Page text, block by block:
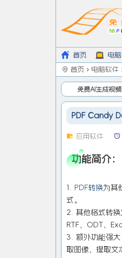
首页 电脑
首页 电脑软件
免费AI生成视
PDF Candy
应用软件
功能简介：
1. PDF转换为其
式。
2. 其他格式转换
RTF、ODT、
3. 额外功能强大
取图像、提取文